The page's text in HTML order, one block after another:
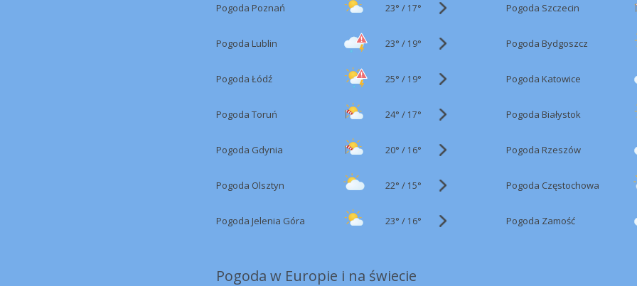
Pogoda Poznań 23° / 17° Pogoda Szczecin
Pogoda Lublin 23° / 19° Pogoda Bydgoszcz
Pogoda Łódź 25° / 19° Pogoda Katowice
Pogoda Toruń 24° / 17° Pogoda Białystok
Pogoda Gdynia 20° / 16° Pogoda Rzeszów
Pogoda Olsztyn 22° / 15° Pogoda Częstochowa
Pogoda Jelenia Góra 23° / 16° Pogoda Zamość
Pogoda w Europie i na świecie